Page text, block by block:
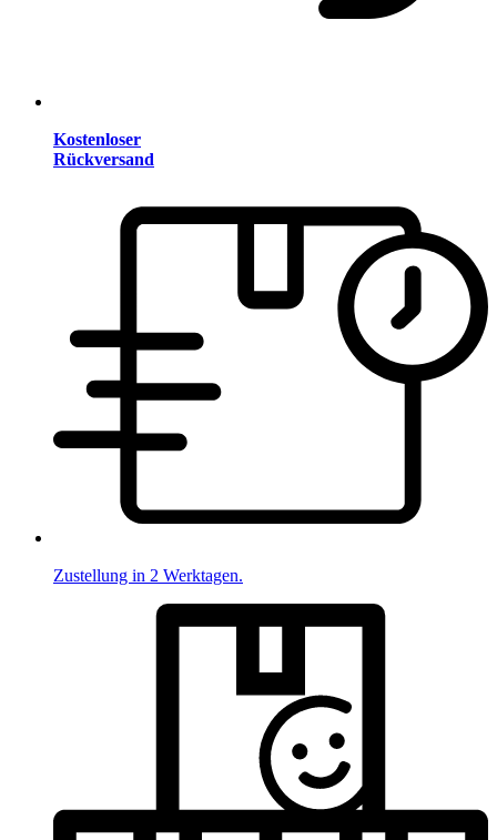
Kostenloser
Rückversand
Zustellung in 2 Werktagen.